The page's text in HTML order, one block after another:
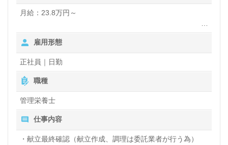
月給：23.8万円～
その他の手当等付記事項
資格手当 １０，０００円～５０，０００円
住宅手当 上限２７，０００円（賃貸のみ）
雇用形態
正社員｜日勤
職種
管理栄養士
仕事内容
・献立最終確認（献立作成、調理は委託業者が行う為）